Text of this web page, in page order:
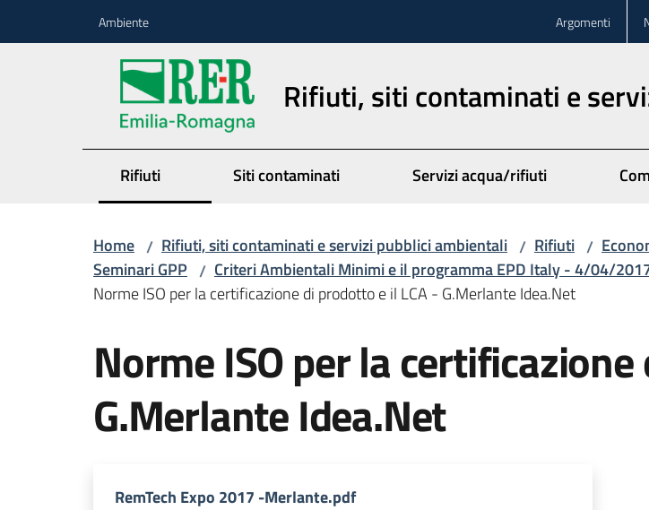
Ambiente Argomenti
Rifiuti, siti contaminati e
Rifiuti Siti contaminati Servizi acqua/rifiuti
Home / Rifiuti, siti contaminati e servizi pubblici ambientali / Rifiuti /
Seminari GPP / Criteri Ambientali Minimi e il programma EPD Italy - 4/04/
Norme ISO per la certificazione di prodotto e il LCA - G.Merlante Idea.Net
Norme ISO per la
G.Merlante Idea.Net
RemTech Expo 2017 -Merlante.pdf